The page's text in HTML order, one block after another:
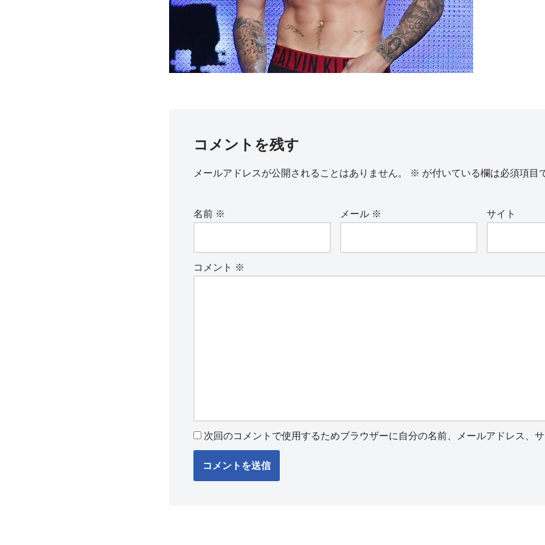
コメントを残す
メールアドレスが公開されることはありません。 ※ が付いている欄は必須項目
名前 ※ メール ※ サイト
コメント ※
次回のコメントで使用するためブラウザーに自分の名前、メールアドレス、